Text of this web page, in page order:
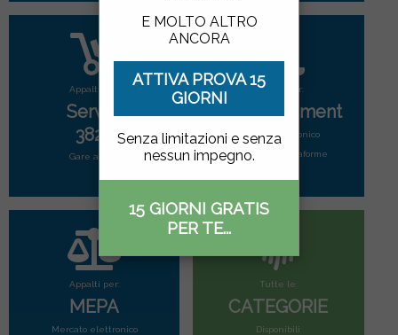
E MOLTO ALTRO
ANCORA
ATTIVA PROVA 15
GIORNI
Senza limitazioni e senza
nessun impegno.
15 GIORNI GRATIS
PER TE...
Appalti per:
Servizi
3829
Gare attive
Appalti per:
E-Procurement
Mercato elettonico
di tutte le piattaforme
Appalti per:
MEPA
Mercato elettronico
Tutte le:
CATEGORIE
Disponibili